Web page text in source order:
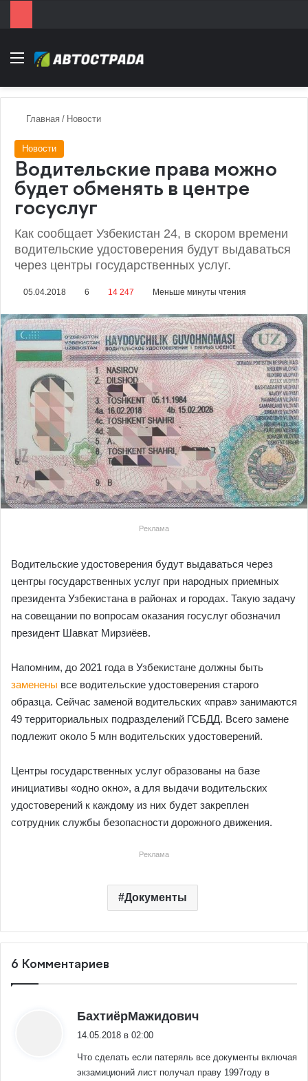
Menu
Главная / Новости
Новости
Водительские права можно
будет обменять в центре
госуслуг
Как сообщает Узбекистан 24, в скором времени
водительские удостоверения будут выдаваться
через центры государственных услуг.
05.04.2018 6 14 247 Меньше минуты чтения
Реклама
Водительские удостоверения будут выдаваться через
центры государственных услуг при народных приемных
президента Узбекистана в районах и городах. Такую задачу
на совещании по вопросам оказания госуслуг обозначил
президент Шавкат Мирзиёев.
Напомним, до 2021 года в Узбекистане должны быть
заменены все водительские удостоверения старого
образца. Сейчас заменой водительских «прав» занимаются
49 территориальных подразделений ГСБДД. Всего замене
подлежит около 5 млн водительских удостоверений.
Центры государственных услуг образованы на базе
инициативы «одно окно», а для выдачи водительских
удостоверений к каждому из них будет закреплен
сотрудник службы безопасности дорожного движения.
Реклама
Документы
6 Комментариев
БахтиёрМажидович
14.05.2018 в 02:00
Что сделать если патеряль все документы включая
экзамиционий лист получал праву 1997году в